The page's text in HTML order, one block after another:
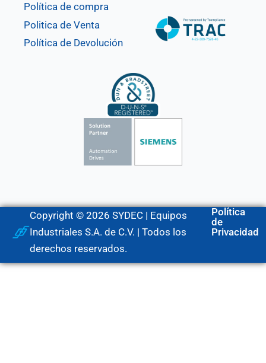
Política de compra
Politica de Venta
Política de Devolución
Copyright © 2026 SYDEC | Equipos
Industriales S.A. de C.V. | Todos los
derechos reservados.
Política
de
Privacidad